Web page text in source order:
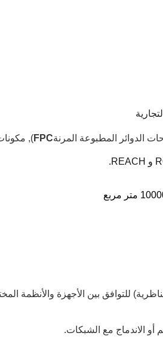
الدوائر المطبوعة المرنةFPC
),
للتوافق بين الأجهزة والأنظمة
الاندماج مع الشبكات.